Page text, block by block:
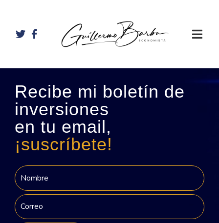
Recibe mi boletín de
inversiones
en tu email,
¡suscríbete!